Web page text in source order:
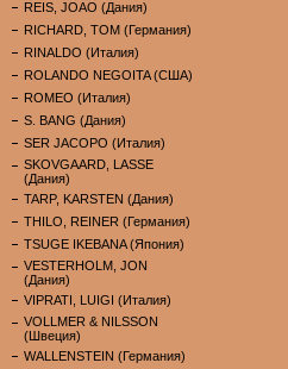
REIS, JOAO (Дания)
RICHARD, TOM (Германия)
RINALDO (Италия)
ROLANDO NEGOITA (США)
ROMEO (Италия)
S. BANG (Дания)
SER JACOPO (Италия)
SKOVGAARD, LASSE
(Дания)
TARP, KARSTEN (Дания)
THILO, REINER (Германия)
TSUGE IKEBANA (Япония)
VESTERHOLM, JON
(Дания)
VIPRATI, LUIGI (Италия)
VOLLMER & NILSSON
(Швеция)
WALLENSTEIN (Германия)